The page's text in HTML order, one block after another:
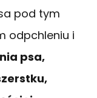
pod tym
odpchleniu i
psa,